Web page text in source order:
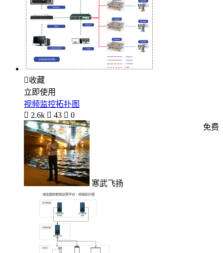
收藏
立即使用
视频监控拓扑图
 2.6k  43  0
寒武飞扬
免费